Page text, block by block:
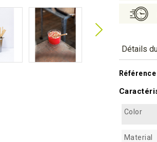
Détails
Référence
Color
Material